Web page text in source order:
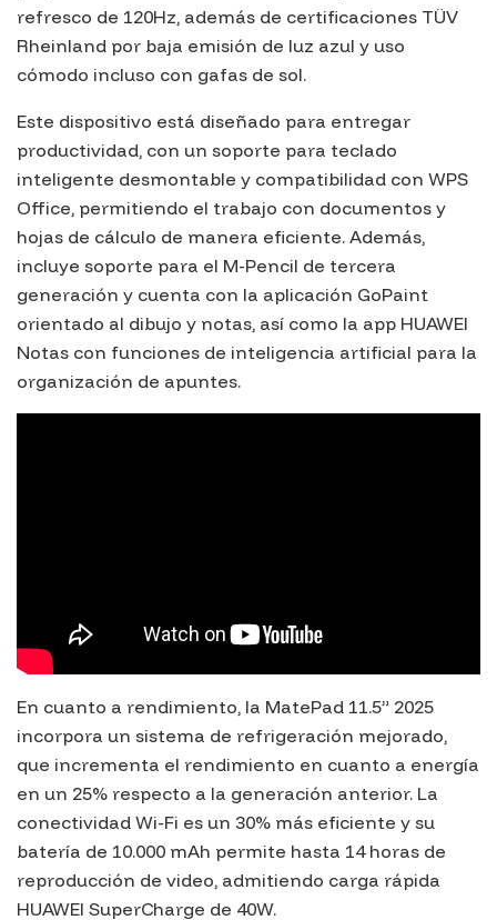
refresco de 120Hz, además de certificaciones TÜV
Rheinland por baja emisión de luz azul y uso
cómodo incluso con gafas de sol.
Este dispositivo está diseñado para entregar
productividad, con un soporte para teclado
inteligente desmontable y compatibilidad con WPS
Office, permitiendo el trabajo con documentos y
hojas de cálculo de manera eficiente. Además,
incluye soporte para el M-Pencil de tercera
generación y cuenta con la aplicación GoPaint
orientado al dibujo y notas, así como la app HUAWEI
Notas con funciones de inteligencia artificial para la
organización de apuntes.
En cuanto a rendimiento, la MatePad 11.5” 2025
incorpora un sistema de refrigeración mejorado,
que incrementa el rendimiento en cuanto a energía
en un 25% respecto a la generación anterior. La
conectividad Wi-Fi es un 30% más eficiente y su
batería de 10.000 mAh permite hasta 14 horas de
reproducción de video, admitiendo carga rápida
HUAWEI SuperCharge de 40W.